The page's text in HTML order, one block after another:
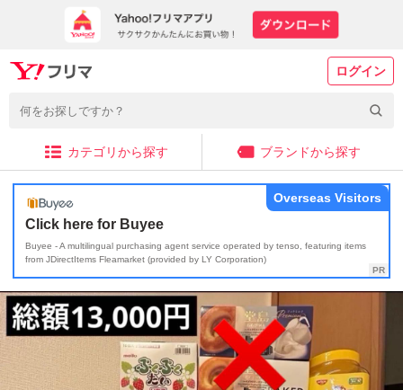
ログイン
カテゴリから探す ブランドから探す
Click here for Buyee
Buyee - A multilingual purchasing agent service operated by tenso, featuring items
from JDirectItems Fleamarket (provided by LY Corporation)
Overseas Visitors